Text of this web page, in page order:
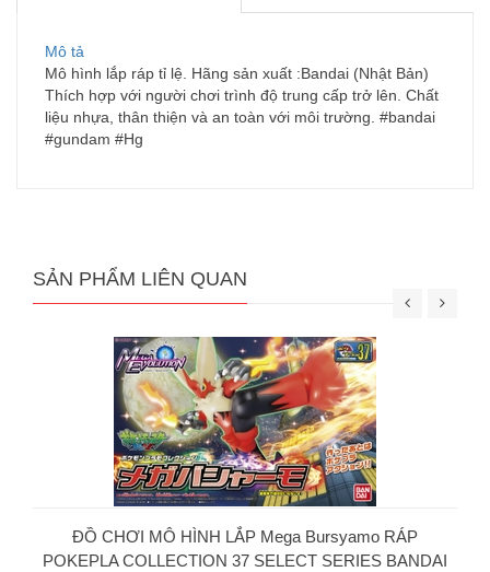
Mô tả
Mô hình lắp ráp tỉ lệ. Hãng sản xuất :Bandai (Nhật Bản)
Thích hợp với người chơi trình độ trung cấp trở lên. Chất
liệu nhựa, thân thiện và an toàn với môi trường. #bandai
#gundam #Hg
SẢN PHẨM LIÊN QUAN
ĐỒ CHƠI MÔ HÌNH LẮP Mega Bursyamo RÁP
POKEPLA COLLECTION 37 SELECT SERIES BANDAI